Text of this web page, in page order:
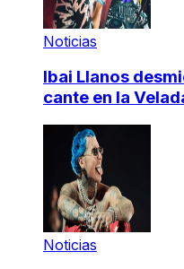
Noticias
Ibai Llanos
cante en la
Noticias